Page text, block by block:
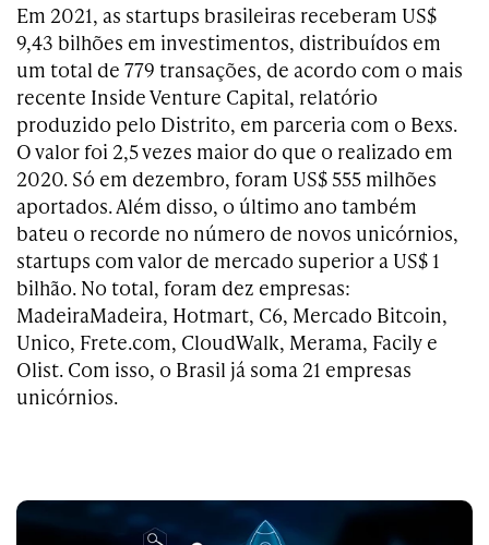
Em 2021, as startups brasileiras receberam US$
9,43 bilhões em investimentos, distribuídos em
um total de 779 transações, de acordo com o mais
recente Inside Venture Capital, relatório
produzido pelo Distrito, em parceria com o Bexs.
O valor foi 2,5 vezes maior do que o realizado em
2020. Só em dezembro, foram US$ 555 milhões
aportados. Além disso, o último ano também
bateu o recorde no número de novos unicórnios,
startups com valor de mercado superior a US$ 1
bilhão. No total, foram dez empresas:
MadeiraMadeira, Hotmart, C6, Mercado Bitcoin,
Unico, Frete.com, CloudWalk, Merama, Facily e
Olist. Com isso, o Brasil já soma 21 empresas
unicórnios.